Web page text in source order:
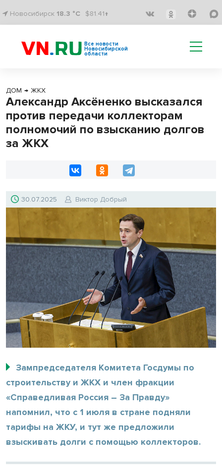
Новосибирск 18.3 °C $81.41↑
Все новости
Новосибирской
области
ДОМ → ЖКХ
Александр Аксёненко высказался
против передачи коллекторам
полномочий по взысканию долгов
за ЖКХ
30.07.2025 Виктор Добрый
Зампредседателя Комитета Госдумы по
строительству и ЖКХ и член фракции
«Справедливая Россия – За Правду»
напомнил, что с 1 июля в стране подняли
тарифы на ЖКУ, и тут же предложили
взыскивать долги с помощью коллекторов.